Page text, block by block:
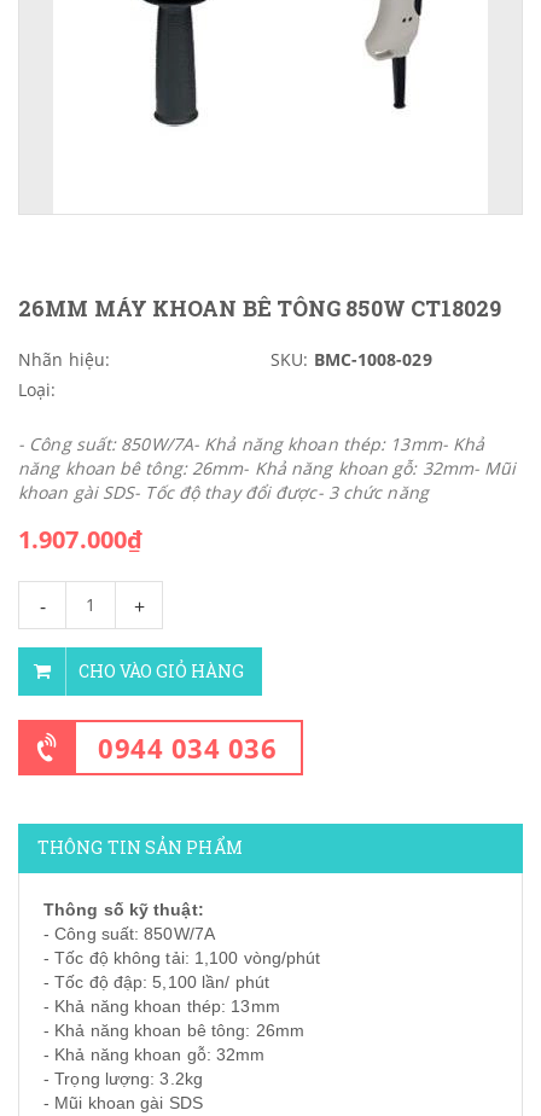
26MM MÁY KHOAN BÊ TÔNG 850W CT18029
Nhãn hiệu: SKU: BMC-1008-029
Loại:
- Công suất: 850W/7A- Khả năng khoan thép: 13mm- Khả
năng khoan bê tông: 26mm- Khả năng khoan gỗ: 32mm- Mũi
khoan gài SDS- Tốc độ thay đổi được- 3 chức năng
1.907.000₫
- +
CHO VÀO GIỎ HÀNG
0944 034 036
THÔNG TIN SẢN PHẨM
Thông số kỹ thuật:
- Công suất: 850W/7A
- Tốc độ không tải: 1,100 vòng/phút
- Tốc độ đập: 5,100 lần/ phút
- Khả năng khoan thép: 13mm
- Khả năng khoan bê tông: 26mm
- Khả năng khoan gỗ: 32mm
- Trọng lượng: 3.2kg
- Mũi khoan gài SDS